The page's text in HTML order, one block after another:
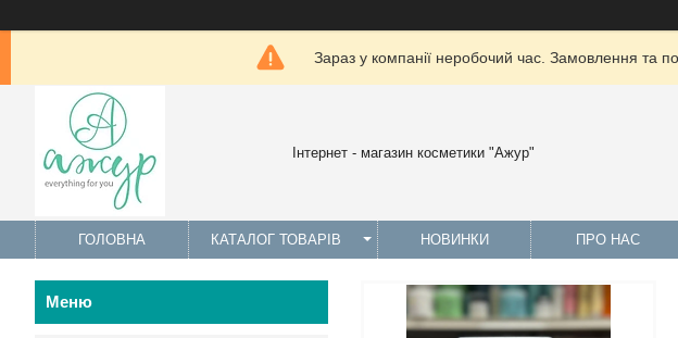
Зараз у компанії неробочий час. Замовлення та
Інтернет - магазин косметики "Ажур"
ГОЛОВНА КАТАЛОГ ТОВАРІВ НОВИНКИ ПРО НАС